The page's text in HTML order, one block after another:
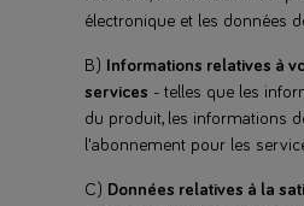
électronique et les données
B) Informations relatives à
services - telles que les
du produit, les informations
l'abonnement pour les
C) Données relatives à la